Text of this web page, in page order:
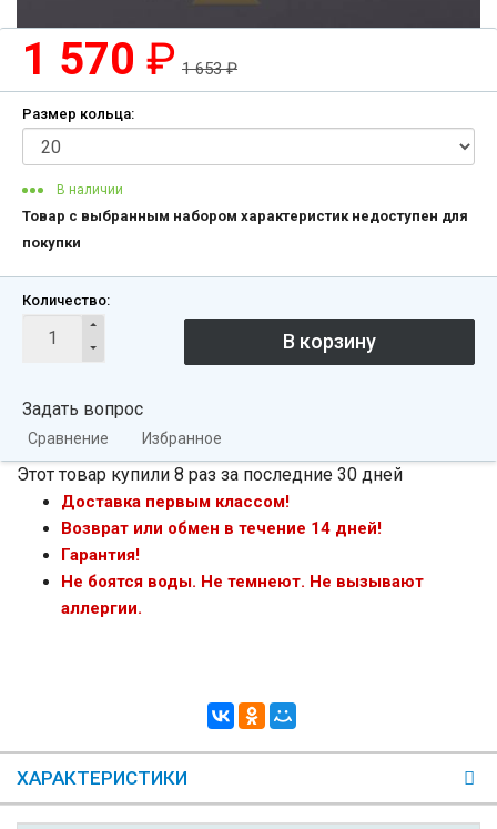
1 570 ₽ 1 653₽
Размер кольца:
В наличии
Товар с выбранным набором характеристик недоступен для
покупки
Количество:
Задать вопрос
Сравнение Избранное
Этот товар купили 8 раз за последние 30 дней
Доставка первым классом!
Возврат или обмен в течение 14 дней!
Гарантия!
Не боятся воды. Не темнеют. Не вызывают
аллергии.
ХАРАКТЕРИСТИКИ